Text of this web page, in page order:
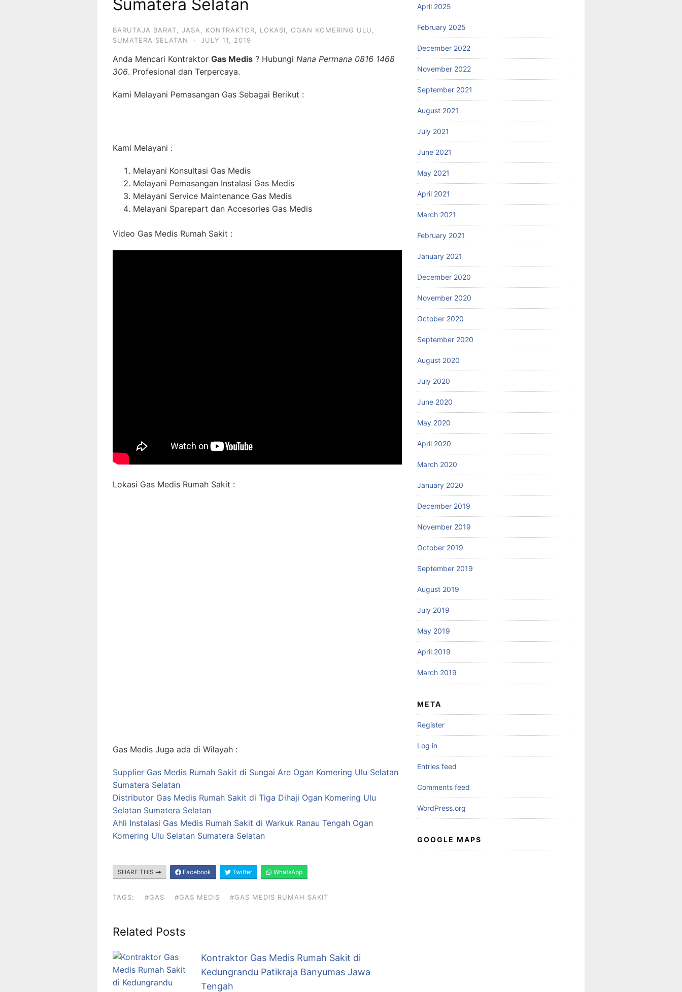
Sumatera Selatan
BARUTAJA BARAT JASA KONTRAKTOR LOKASI OGAN KOMERING ULU
SUMATERA SELATAN
· JULY 11, 2019
Anda Mencari Kontraktor Gas Medis ? Hubungi Nana Permana 0816 1468
306. Profesional dan Terpercaya.
Kami Melayani Pemasangan Gas Sebagai Berikut :
Kami Melayani :
Melayani Konsultasi Gas Medis
Melayani Pemasangan Instalasi Gas Medis
Melayani Service Maintenance Gas Medis
Melayani Sparepart dan Accesories Gas Medis
Video Gas Medis Rumah Sakit :
Lokasi Gas Medis Rumah Sakit :
Gas Medis Juga ada di Wilayah :
Supplier Gas Medis Rumah Sakit di Sungai Are Ogan Komering Ulu Selatan
Sumatera Selatan
Distributor Gas Medis Rumah Sakit di Tiga Dihaji Ogan Komering Ulu
Selatan Sumatera Selatan
Ahli Instalasi Gas Medis Rumah Sakit di Warkuk Ranau Tengah Ogan
Komering Ulu Selatan Sumatera Selatan
SHARE THIS Facebook Twitter WhatsApp
TAGS: #GAS #GAS MEDIS #GAS MEDIS RUMAH SAKIT
Related Posts
Kontraktor Gas Medis Rumah Sakit di
Kedungrandu Patikraja Banyumas Jawa
Tengah
April 2025
February 2025
December 2022
November 2022
September 2021
August 2021
July 2021
June 2021
May 2021
April 2021
March 2021
February 2021
January 2021
December 2020
November 2020
October 2020
September 2020
August 2020
July 2020
June 2020
May 2020
April 2020
March 2020
January 2020
December 2019
November 2019
October 2019
September 2019
August 2019
July 2019
May 2019
April 2019
March 2019
META
Register
Log in
Entries feed
Comments feed
WordPress.org
GOOGLE MAPS